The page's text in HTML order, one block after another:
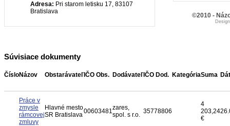
Adresa: Pri starom letisku 17, 83107
Bratislava
Súvisiace dokumenty
ČísloNázov Obstarávateľ IČO Obs. Dodávateľ IČO Dod. KategóriaSuma
Práce v
zmysle
rámcovej
zmluvy
Hlavné mesto
SR Bratislava00603481zares,
spol. s r.o. 35778806
4
203,24
€
©2010 -